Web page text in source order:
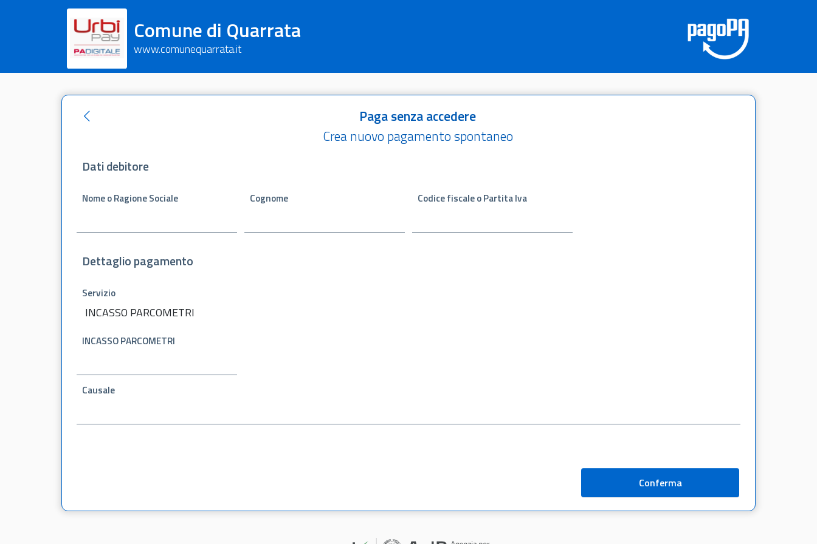
Comune di Quarrata
www.comunequarrata.it
Paga senza accedere
Crea nuovo pagamento spontaneo
Dati debitore
Nome o Ragione Sociale Cognome Codice fiscale o Partita Iva
Dettaglio pagamento
Servizio
INCASSO PARCOMETRI
INCASSO PARCOMETRI
Causale
Conferma